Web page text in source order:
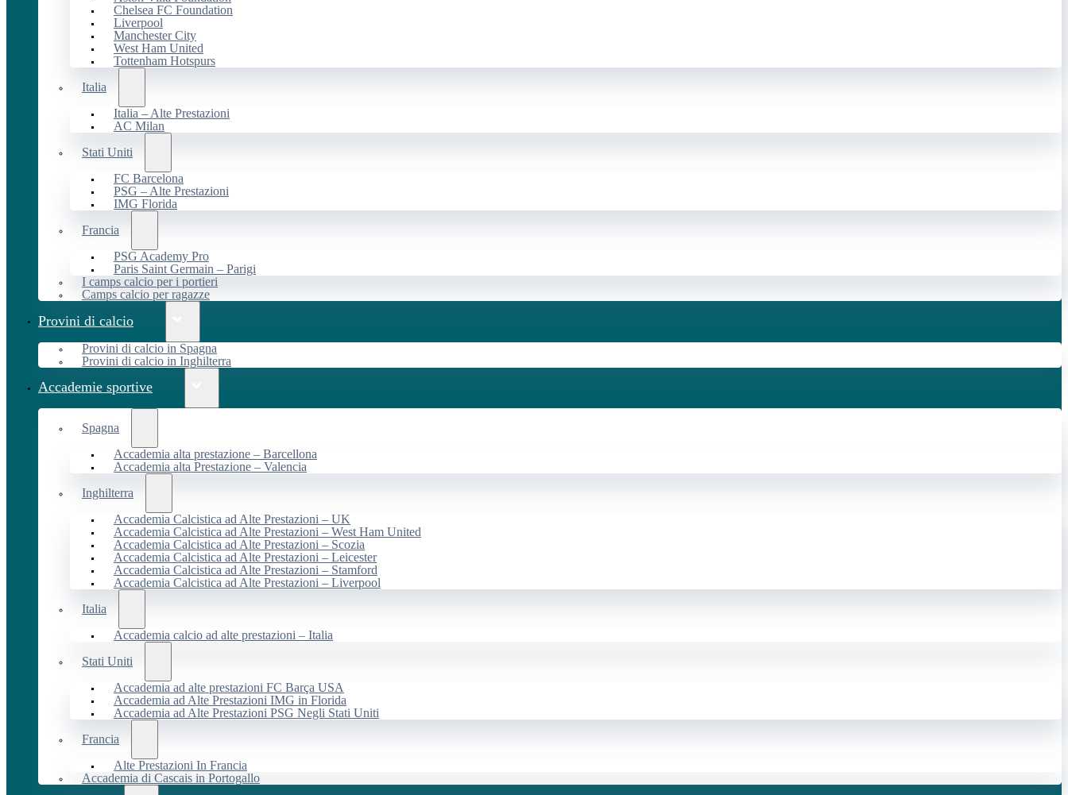
Chelsea FC Foundation
Liverpool
Manchester City
West Ham United
Tottenham Hotspurs
Italia
Italia – Alte Prestazioni
AC Milan
Stati Uniti
FC Barcelona
PSG – Alte Prestazioni
IMG Florida
Francia
PSG Academy Pro
Paris Saint Germain – Parigi
I camps calcio per i portieri
Camps calcio per ragazze
Provini di calcio
Provini di calcio in Spagna
Provini di calcio in Inghilterra
Accademie sportive
Spagna
Accademia alta prestazione – Barcellona
Accademia alta Prestazione – Valencia
Inghilterra
Accademia Calcistica ad Alte Prestazioni – UK
Accademia Calcistica ad Alte Prestazioni – West Ham United
Accademia Calcistica ad Alte Prestazioni – Scozia
Accademia Calcistica ad Alte Prestazioni – Leicester
Accademia Calcistica ad Alte Prestazioni – Stamford
Accademia Calcistica ad Alte Prestazioni – Liverpool
Italia
Accademia calcio ad alte prestazioni – Italia
Stati Uniti
Accademia ad alte prestazioni FC Barça USA
Accademia ad Alte Prestazioni IMG in Florida
Accademia ad Alte Prestazioni PSG Negli Stati Uniti
Francia
Alte Prestazioni In Francia
Accademia di Cascais in Portogallo